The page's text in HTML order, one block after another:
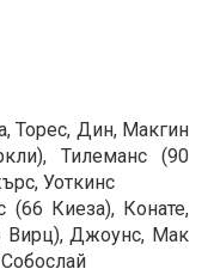
Торес, Дин, Макгин
Тилеманс (90
Уоткинс
Киеза), Конате,
Вирц), Джоунс, Мак